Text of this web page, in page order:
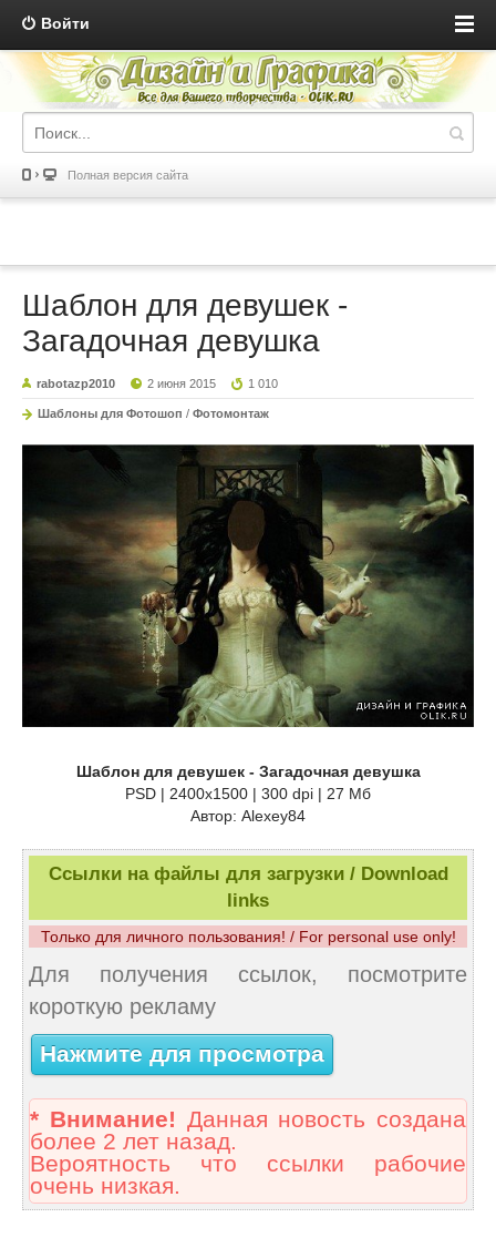
Войти
Полная версия сайта
Шаблон для девушек -
Загадочная девушка
rabotazp2010 2 июня 2015 1 010
Шаблоны для Фотошоп / Фотомонтаж
Шаблон для девушек - Загадочная девушка
PSD | 2400x1500 | 300 dpi | 27 Мб
Автор: Alexey84
Ссылки на файлы для загрузки / Download
links
Только для личного пользования! / For personal use only!
Для получения ссылок, посмотрите
короткую рекламу
Нажмите для просмотра
* Внимание! Данная новость создана
более 2 лет назад.
Вероятность что ссылки рабочие
очень низкая.